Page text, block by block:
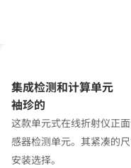
集成检测和计算单元
袖珍的
这款单元式在线折射仪正
感器检测单元。其紧凑的
安装选择。